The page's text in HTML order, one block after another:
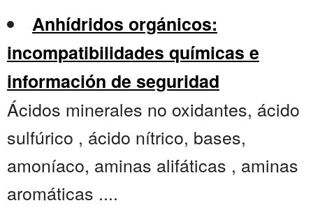
Anhídridos orgánicos:
incompatibilidades químicas e
información de seguridad
Ácidos minerales no oxidantes, ácido
sulfúrico , ácido nítrico, bases,
amoníaco, aminas alifáticas , aminas
aromáticas ....